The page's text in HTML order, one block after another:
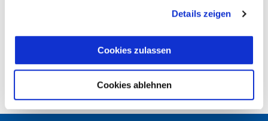
Details zeigen
Cookies zulassen
Cookies ablehnen
Preisvorschau
Leistungsbeginn befindet sich in der Vergangenheit